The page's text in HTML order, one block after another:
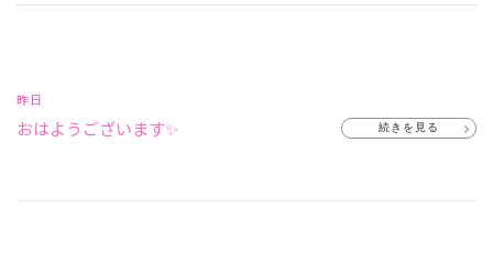
昨日
おはようございます✨ 続きを見る